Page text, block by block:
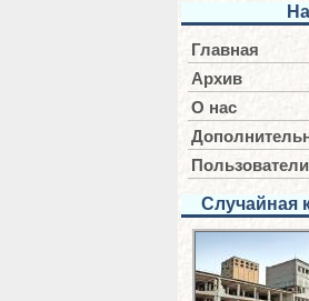
Главная
Архив
О нас
Пользователи
Случайная